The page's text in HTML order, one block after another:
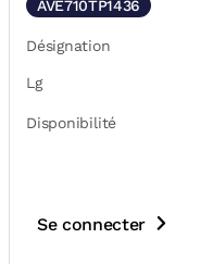
AVE710TP1436
Désignation
Lg
Disponibilité
Se connecter